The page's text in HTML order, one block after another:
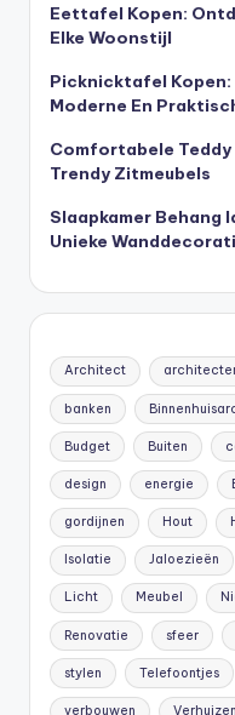
Eettafel Kopen:
Elke Woonstijl
Picknicktafel Kopen:
Moderne En
Comfortabele Teddy
Trendy Zitmeubels
Slaapkamer Behang
Unieke
Architect
banken
Budget Buiten
design energie
gordijnen Hout
Isolatie Jaloezieën
Licht Meubel
Renovatie sfeer
stylen Telefoontjes
verbouwen Verhuizen